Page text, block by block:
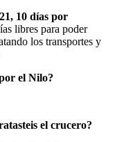
10 días por
libres para poder
los transportes y
el Nilo?
el crucero?